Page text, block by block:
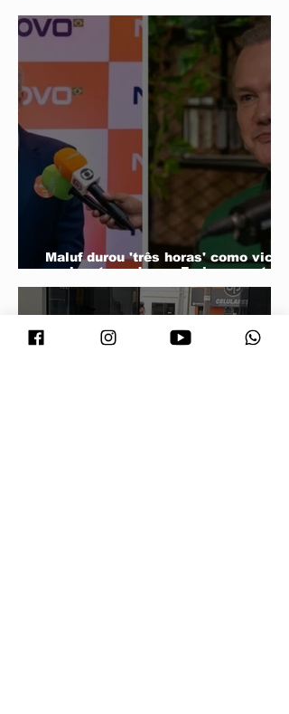
eletivas
Maluf durou 'três horas' como vice;
acabou trocado por Farina em ata do
PL